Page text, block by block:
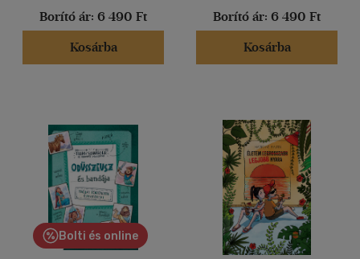
Borító ár: 6 490 Ft
Kosárba
Borító ár: 6 490 Ft
Kosárba
Bolti és online